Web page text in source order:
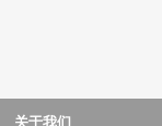
关于我们